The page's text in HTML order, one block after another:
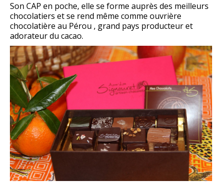
Son CAP en poche, elle se forme auprès des meilleurs
chocolatiers et se rend même comme ouvrière
chocolatière au Pérou , grand pays producteur et
adorateur du cacao.